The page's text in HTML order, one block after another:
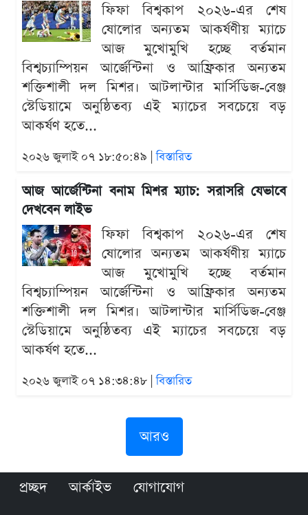
ফিফা বিশ্বকাপ ২০২৬-এর শেষ
ষোলোর অন্যতম আকর্ষণীয় ম্যাচে
আজ মুখোমুখি হচ্ছে বর্তমান
বিশ্বচ্যাম্পিয়ন আর্জেন্টিনা ও আফ্রিকার অন্যতম
শক্তিশালী দল মিশর। আটলান্টার মার্সিডিজ-বেঞ্জ
স্টেডিয়ামে অনুষ্ঠিতব্য এই ম্যাচের সবচেয়ে বড়
আকর্ষণ হতে...
২০২৬ জুলাই ০৭ ১৮:৫০:৪৯ |বিস্তারিত
আজ আর্জেন্টিনা বনাম মিশর ম্যাচ: সরাসরি যেভাবে
দেখবেন লাইভ
ফিফা বিশ্বকাপ ২০২৬-এর শেষ
ষোলোর অন্যতম আকর্ষণীয় ম্যাচে
আজ মুখোমুখি হচ্ছে বর্তমান
বিশ্বচ্যাম্পিয়ন আর্জেন্টিনা ও আফ্রিকার অন্যতম
শক্তিশালী দল মিশর। আটলান্টার মার্সিডিজ-বেঞ্জ
স্টেডিয়ামে অনুষ্ঠিতব্য এই ম্যাচের সবচেয়ে বড়
আকর্ষণ হতে...
২০২৬ জুলাই ০৭ ১৪:৩৪:৪৮ |বিস্তারিত
আরও
প্রচ্ছদ আর্কাইভ যোগাযোগ